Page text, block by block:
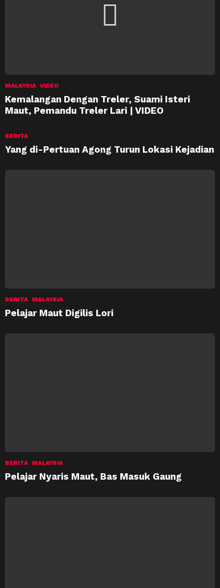
MALAYSIA VIDEO
Kemalangan Dengan Treler, Suami Isteri
Maut, Pemandu Treler Lari | VIDEO
BERITA
Yang di-Pertuan Agong Turun Lokasi Kejadian
BERITA MALAYSIA
Pelajar Maut Digilis Lori
BERITA MALAYSIA
Pelajar Nyaris Maut, Bas Masuk Gaung